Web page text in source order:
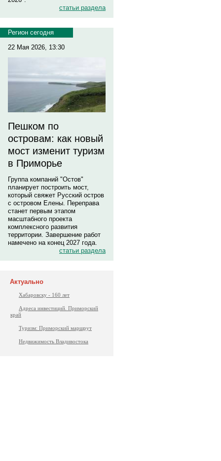
статьи раздела
Регион сегодня
22 Мая 2026, 13:30
Пешком по
островам: как новый
мост изменит туризм
в Приморье
Группа компаний "Остов"
планирует построить мост,
который свяжет Русский остров
с островом Елены. Переправа
станет первым этапом
масштабного проекта
комплексного развития
территории. Завершение работ
намечено на конец 2027 года.
статьи раздела
Актуально
Хабаровску - 160 лет
Адреса инвестиций. Приморский
край
Туризм: Приморский маршрут
Недвижимость Владивостока